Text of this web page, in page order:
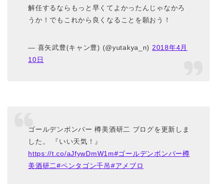
解任するならもっと早くてよかったんじゃなかろ
うか！でもこれから良くなることを願おう！
— 喜矢武豊(キャン豊) (@yutakya_n) 2018年4月
10日
ゴールデンボンバー 樽美酒研二 ブログを更新しま
した。 『いい天気！』
https://t.co/aJfywDmW1m#ゴールデンボンバー樽
美酒研二#ペンタゴン千吊#アメブロ